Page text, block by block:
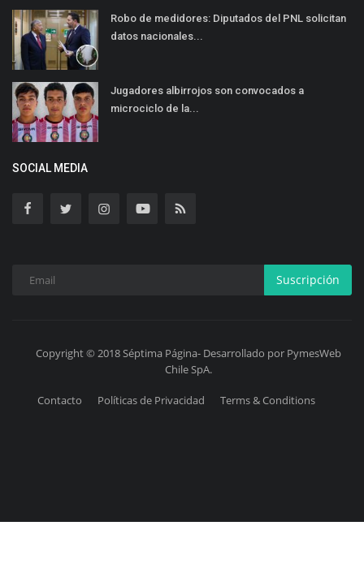
Robo de medidores: Diputados del PNL solicitan
datos nacionales...
Jugadores albirrojos son convocados a
microciclo de la...
SOCIAL MEDIA
Suscripción
Copyright © 2018 Séptima Página- Desarrollado por PymesWeb
Chile SpA.
Contacto Políticas de Privacidad Terms & Conditions